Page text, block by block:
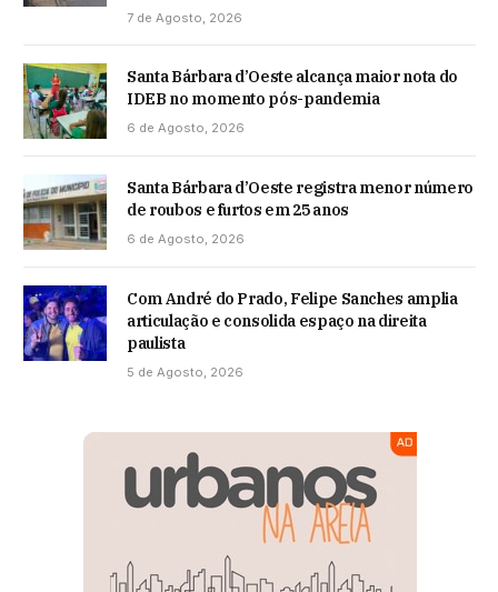
7 de Agosto, 2026
Santa Bárbara d’Oeste alcança maior nota do
IDEB no momento pós-pandemia
6 de Agosto, 2026
Santa Bárbara d’Oeste registra menor número
de roubos e furtos em 25 anos
6 de Agosto, 2026
Com André do Prado, Felipe Sanches amplia
articulação e consolida espaço na direita
paulista
5 de Agosto, 2026